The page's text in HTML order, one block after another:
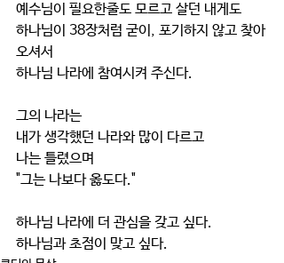
예수님이 필요한줄도 모르고 살던 내게도
하나님이 38장처럼 굳이, 포기하지 않고 찾아
오셔서
하나님 나라에 참여시켜 주신다.
그의 나라는
내가 생각했던 나라와 많이 다르고
나는 틀렸으며
"그는 나보다 옳도다."
하나님 나라에 더 관심을 갖고 싶다.
하나님과 초점이 맞고 싶다.